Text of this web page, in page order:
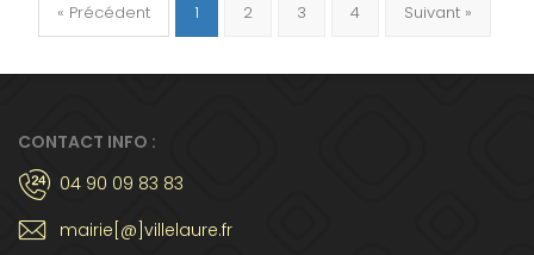
« Précédent 1 2 3 4 Suivant »
CONTACT INFO :
04 90 09 83 83
mairie[@]villelaure.fr